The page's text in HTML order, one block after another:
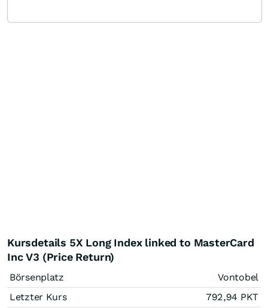
Kursdetails 5X Long Index linked to MasterCard
Inc V3 (Price Return)
Börsenplatz
Vontobel
Letzter Kurs
792,94 PKT